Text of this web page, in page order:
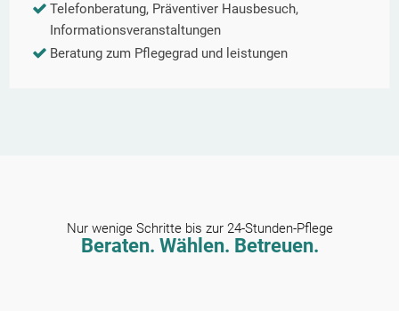
Telefonberatung, Präventiver Hausbesuch,
Informationsveranstaltungen
Beratung zum Pflegegrad und leistungen
Nur wenige Schritte bis zur 24-Stunden-Pflege
Beraten. Wählen. Betreuen.